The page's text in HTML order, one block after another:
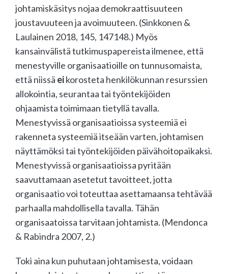
johtamiskäsitys nojaa demokraattisuuteen
joustavuuteen ja avoimuuteen. (Sinkkonen &
Laulainen 2018, 145, 147­148.) Myös
kansainvälistä tutkimuspapereista ilmenee, että
menestyville organisaatioille on tunnusomaista,
että niissä eikorosteta henkilökunnan resurssien
allokointia, seurantaa tai työntekijöiden
ohjaamista toimimaan tietyllä tavalla.
Menestyvissä organisaatioissa systeemiä ei
rakenneta systeemiä itseään varten, johtamisen
näyttämöksi tai työntekijöiden päivähoitopaikaksi.
Menestyvissä organisaatioissa pyritään
saavuttamaan asetetut tavoitteet, jotta
organisaatio voi toteuttaa asettamaansa tehtävää
parhaalla mahdollisella tavalla. Tähän
organisaatoissa tarvitaan johtamista. (Mendonca
& Rabindra 2007, 2.)
Toki aina kun puhutaan johtamisesta, voidaan